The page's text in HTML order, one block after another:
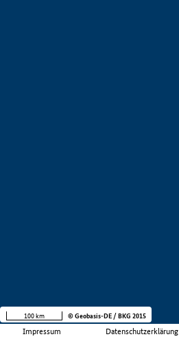
Impressum Datenschutzerklärung
100 km © Geobasis-DE / BKG 2015